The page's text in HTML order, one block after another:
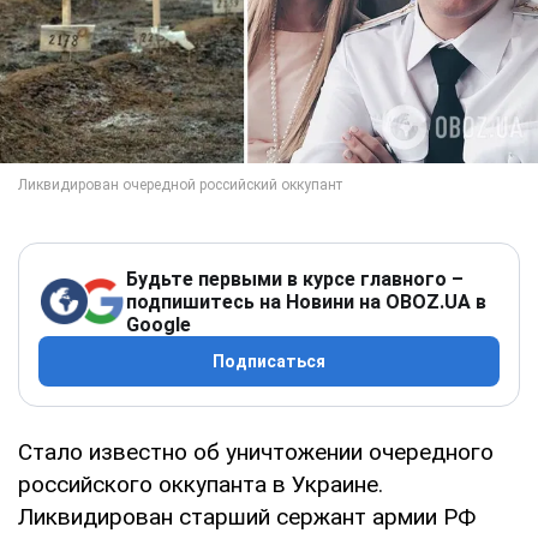
Будьте первыми в курсе главного –
подпишитесь на Новини на OBOZ.UA в
Google
Подписаться
Стало известно об уничтожении очередного
российского оккупанта в Украине.
Ликвидирован старший сержант армии РФ